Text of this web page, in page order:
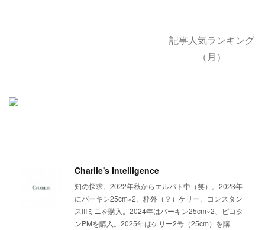
記事人気ランキング
（月）
Charlie's Intelligence
知の探求。2022年秋からエルパト中（笑）。2023年
にバーキン25cm×2、枠外（？）ケリー、コンスタン
スIIIミニを購入。2024年はバーキン25cm×2、ピコタ
ンPMを購入。2025年はケリー2号（25cm）を購